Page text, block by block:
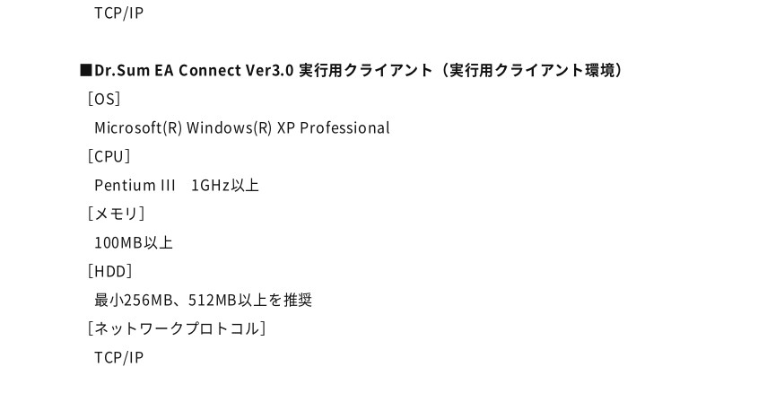
TCP/IP
■Dr.Sum EA Connect Ver3.0 実行用クライアント（実行用クライアント環境）
［OS］
Microsoft(R) Windows(R) XP Professional
［CPU］
Pentium III 1GHz以上
［メモリ］
100MB以上
［HDD］
最小256MB、512MB以上を推奨
［ネットワークプロトコル］
TCP/IP